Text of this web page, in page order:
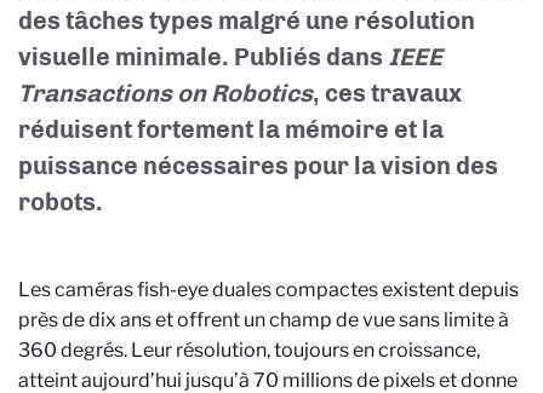
des tâches types malgré une résolution
visuelle minimale. Publiés dans IEEE
Transactions on Robotics, ces travaux
réduisent fortement la mémoire et la
puissance nécessaires pour la vision des
robots.
Les caméras fish-eye duales compactes existent depuis
près de dix ans et offrent un champ de vue sans limite à
360 degrés. Leur résolution, toujours en croissance,
atteint aujourd’hui jusqu’à 70 millions de pixels et donne